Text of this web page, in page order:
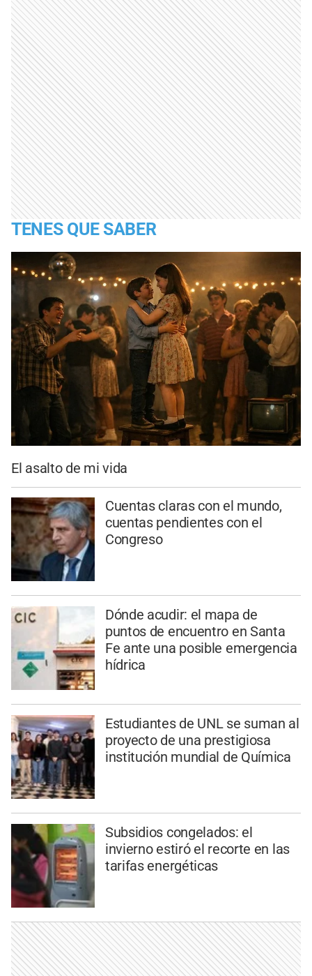
TENES QUE SABER
El asalto de mi vida
Cuentas claras con el mundo,
cuentas pendientes con el
Congreso
Dónde acudir: el mapa de
puntos de encuentro en Santa
Fe ante una posible emergencia
hídrica
Estudiantes de UNL se suman al
proyecto de una prestigiosa
institución mundial de Química
Subsidios congelados: el
invierno estiró el recorte en las
tarifas energéticas